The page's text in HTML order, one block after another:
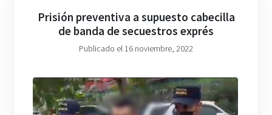
Prisión preventiva a supuesto cabecilla
de banda de secuestros exprés
Publicado el 16 noviembre, 2022